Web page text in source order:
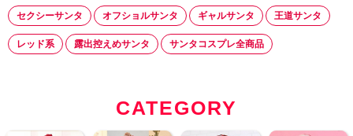
セクシーサンタ オフショルサンタ ギャルサンタ 王道サンタ
レッド系 露出控えめサンタ サンタコスプレ全商品
CATEGORY